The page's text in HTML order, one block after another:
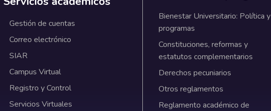
Gestión de cuentas
Correo electrónico
SIAR
Campus Virtual
Registro y Control
Servicios Virtuales
Bienestar Universitario: Política y
programas
Constituciones, reformas y
estatutos complementarios
Derechos pecuniarios
Otros reglamentos
Reglamento académico de